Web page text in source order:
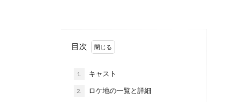
目次
1. キャスト
2. ロケ地の一覧と詳細